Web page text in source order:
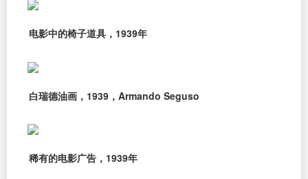
电影中的椅子道具，1939年
白瑞德油画，1939，Armando Seguso
稀有的电影广告，1939年